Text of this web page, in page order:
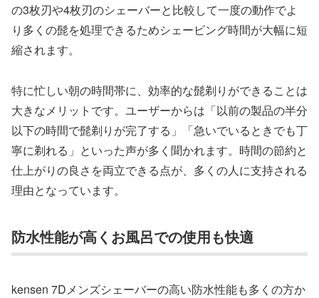
の3枚刃や4枚刃のシェーバーと比較して一度の動作でよ
り多くの髭を処理できるためシェービング時間が大幅に短
縮されます。
特に忙しい朝の時間帯に、効率的な髭剃りができることは
大きなメリットです。ユーザーからは「以前の製品の半分
以下の時間で髭剃りが完了する」「急いでいるときでも丁
寧に剃れる」といった声が多く聞かれます。時間の節約と
仕上がりの良さを両立できる点が、多くの人に支持される
理由となっています。
防水性能が高くお風呂での使用も快適
kensen 7Dメンズシェーバーの高い防水性能も多くの方か